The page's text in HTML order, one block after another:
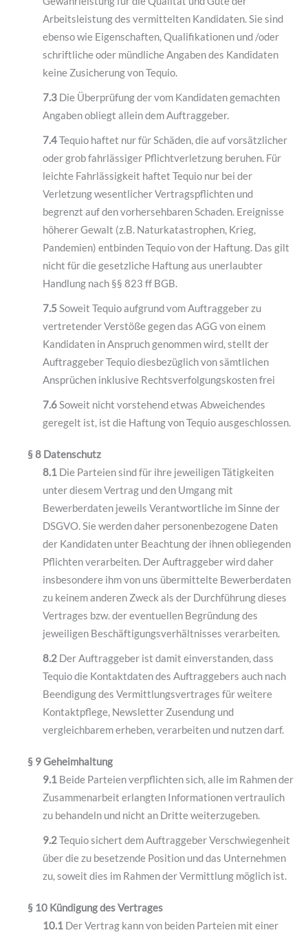
Arbeitsleistung des vermittelten Kandidaten. Sie sind
ebenso wie Eigenschaften, Qualifikationen und /oder
schriftliche oder mündliche Angaben des Kandidaten
keine Zusicherung von Tequio.
7.3Die Überprüfung der vom Kandidaten gemachten
Angaben obliegt allein dem Auftraggeber.
7.4Tequio haftet nur für Schäden, die auf vorsätzlicher
oder grob fahrlässiger Pflichtverletzung beruhen. Für
leichte Fahrlässigkeit haftet Tequio nur bei der
Verletzung wesentlicher Vertragspflichten und
begrenzt auf den vorhersehbaren Schaden. Ereignisse
höherer Gewalt (z.B. Naturkatastrophen, Krieg,
Pandemien) entbinden Tequio von der Haftung. Das gilt
nicht für die gesetzliche Haftung aus unerlaubter
Handlung nach §§ 823 ff BGB.
7.5Soweit Tequio aufgrund vom Auftraggeber zu
vertretender Verstöße gegen das AGG von einem
Kandidaten in Anspruch genommen wird, stellt der
Auftraggeber Tequio diesbezüglich von sämtlichen
Ansprüchen inklusive Rechtsverfolgungskosten frei
7.6Soweit nicht vorstehend etwas Abweichendes
geregelt ist, ist die Haftung von Tequio ausgeschlossen.
§ 8 Datenschutz
8.1Die Parteien sind für ihre jeweiligen Tätigkeiten
unter diesem Vertrag und den Umgang mit
Bewerberdaten jeweils Verantwortliche im Sinne der
DSGVO. Sie werden daher personenbezogene Daten
der Kandidaten unter Beachtung der ihnen obliegenden
Pflichten verarbeiten. Der Auftraggeber wird daher
insbesondere ihm von uns übermittelte Bewerberdaten
zu keinem anderen Zweck als der Durchführung dieses
Vertrages bzw. der eventuellen Begründung des
jeweiligen Beschäftigungsverhältnisses verarbeiten.
8.2Der Auftraggeber ist damit einverstanden, dass
Tequio die Kontaktdaten des Auftraggebers auch nach
Beendigung des Vermittlungsvertrages für weitere
Kontaktpflege, Newsletter Zusendung und
vergleichbarem erheben, verarbeiten und nutzen darf.
§ 9 Geheimhaltung
9.1Beide Parteien verpflichten sich, alle im Rahmen der
Zusammenarbeit erlangten Informationen vertraulich
zu behandeln und nicht an Dritte weiterzugeben.
9.2Tequio sichert dem Auftraggeber Verschwiegenheit
über die zu besetzende Position und das Unternehmen
zu, soweit dies im Rahmen der Vermittlung möglich ist.
§ 10 Kündigung des Vertrages
10.1Der Vertrag kann von beiden Parteien mit einer